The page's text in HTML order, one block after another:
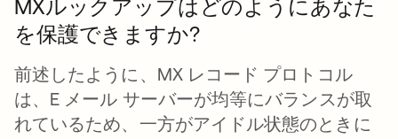
MXルックアップはどのようにあなた
を保護できますか?
前述したように、MX レコード プロトコル
は、E メール サーバーが均等にバランスが取
れているため、一方がアイドル状態のときに